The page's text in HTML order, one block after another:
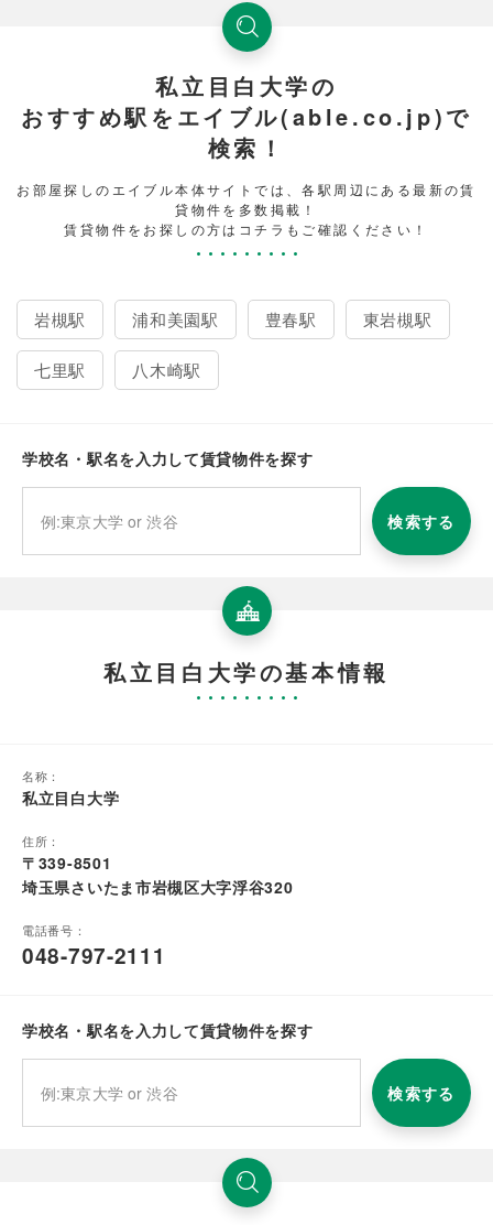
私立目白大学の
おすすめ駅をエイブル(able.co.jp)で
検索！
お部屋探しのエイブル本体サイトでは、各駅周辺にある最新の賃
貸物件を多数掲載！
賃貸物件をお探しの方はコチラもご確認ください！
岩槻駅 浦和美園駅 豊春駅 東岩槻駅
七里駅 八木崎駅
学校名・駅名を入力して賃貸物件を探す
検索する
私立目白大学の基本情報
名称：
私立目白大学
住所：
〒339-8501
埼玉県さいたま市岩槻区大字浮谷320
電話番号：
048-797-2111
学校名・駅名を入力して賃貸物件を探す
検索する